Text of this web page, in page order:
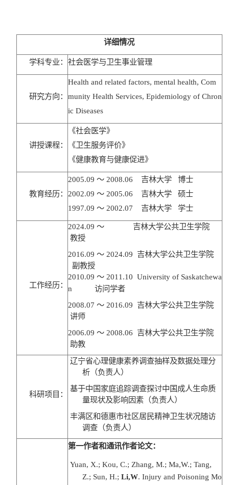
详细情况
学科专业： 社会医学与卫生事业管理
研究方向：
Health and related factors, mental health, Com
munity Health Services, Epidemiology of Chron
ic Diseases
讲授课程：
《社会医学》
《卫生服务评价》
《健康教育与健康促进》
教育经历：
2005.09 ～ 2008.06 吉林大学
博士
2002.09 ～ 2005.06 吉林大学
硕士
1997.09 ～ 2002.07 吉林大学 学士
工作经历：
2024.09 ～
吉林大学公共卫生学院
教授
2016.09 ～ 2024.09 吉林大学公共卫生学院
副教授
2010.09 ～ 2011.10 University of Saskatchewa
n 访问学者
2008.07 ～ 2016.09 吉林大学公共卫生学院
讲师
2006.09 ～ 2008.06 吉林大学公共卫生学院
助教
科研项目：
辽宁省心理健康素养调查抽样及数据处理分
析（负责人）
基于中国家庭追踪调查探讨中国成人生命质
量现状及影响因素（负责人）
丰满区和德惠市社区居民精神卫生状况随访
调查（负责人）
第一作者和通讯作者论文：
Yuan, X.; Kou, C.; Zhang, M.; Ma,W.; Tang,
Z.; Sun, H.; Li,W. Injury and Poisoning Mo